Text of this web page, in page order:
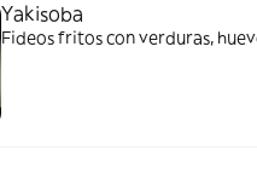
Yakisoba
Fideos fritos con verduras,